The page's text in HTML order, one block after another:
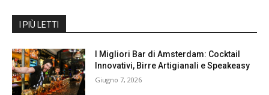
I PIÙ LETTI
I Migliori Bar di Amsterdam: Cocktail
Innovativi, Birre Artigianali e Speakeasy
Giugno 7, 2026